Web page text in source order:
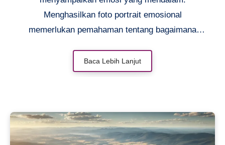
Menghasilkan foto portrait emosional
memerlukan pemahaman tentang bagaimana
editing yang tepat. Dalam artikel ini, kita akan
membahas berbagai aspek yang dapat
Baca Lebih Lanjut